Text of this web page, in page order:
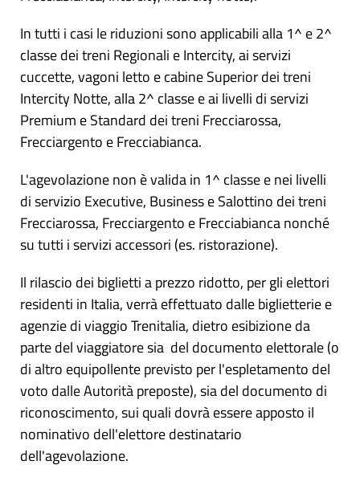
In tutti i casi le riduzioni sono applicabili alla 1^ e 2^
classe dei treni Regionali e Intercity, ai servizi
cuccette, vagoni letto e cabine Superior dei treni
Intercity Notte, alla 2^ classe e ai livelli di servizi
Premium e Standard dei treni Frecciarossa,
Frecciargento e Frecciabianca.
L'agevolazione non è valida in 1^ classe e nei livelli
di servizio Executive, Business e Salottino dei treni
Frecciarossa, Frecciargento e Frecciabianca nonché
su tutti i servizi accessori (es. ristorazione).
Il rilascio dei biglietti a prezzo ridotto, per gli elettori
residenti in Italia, verrà effettuato dalle biglietterie e
agenzie di viaggio Trenitalia, dietro esibizione da
parte del viaggiatore sia del documento elettorale (o
di altro equipollente previsto per l'espletamento del
voto dalle Autorità preposte), sia del documento di
riconoscimento, sui quali dovrà essere apposto il
nominativo dell'elettore destinatario
dell'agevolazione.